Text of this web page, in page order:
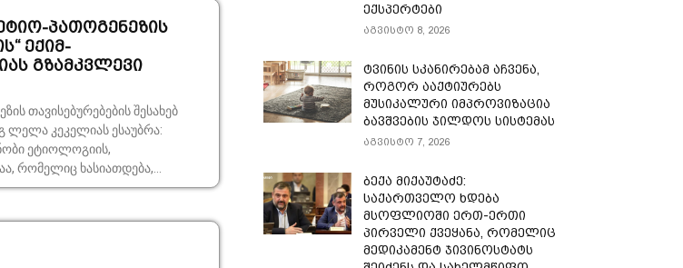
პათოგენეზის
ექიმ-
გზამკვლევი
თავისებურებების შესახებ
ლელა კეკელიას ესაუბრა:
ეტიოლოგიის,
რომელიც ხასიათდება,...
ექსპერტები
აგვისტო 8, 2026
ტვინის სკანირებამ აჩვენა,
როგორ ააქტიურებს
მუსიკალური იმპროვიზაცია
ბავშვების ჯილდოს სისტემას
აგვისტო 7, 2026
ბექა მიქაუტაძე:
საქართველო ხდება
მსოფლიოში ერთ-ერთი
პირველი ქვეყანა, რომელიც
მედიკამენტ ჯივინოსტატს